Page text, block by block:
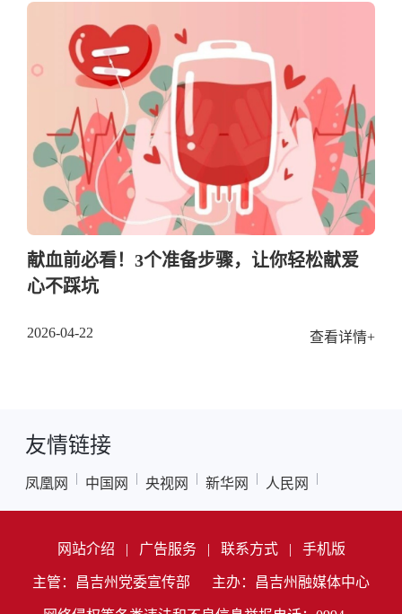
献血前必看！3个准备步骤，让你轻松献爱
心不踩坑
2026-04-22 查看详情+
友情链接
凤凰网 中国网 央视网 新华网 人民网
网站介绍 | 广告服务 | 联系方式 | 手机版
主管：昌吉州党委宣传部 主办：昌吉州融媒体中心